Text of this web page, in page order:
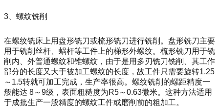
3、螺纹铣削
在螺纹铣床上用盘形铣刀或梳形铣刀进行铣削。盘形铣刀主要
用于铣削丝杆、蜗杆等工件上的梯形外螺纹。梳形铣刀用于铣
削内、外普通螺纹和锥螺纹，由于是用多刃铣刀铣削、其工作
部分的长度又大于被加工螺纹的长度，故工件只需要旋转1.25
～1.5转就可加工完成，生产率很高。螺纹铣削的螺距精度一
般能达 8～9级，表面粗糙度为R5～0.63微米。这种方法适用
于成批生产一般精度的螺纹工件或磨削前的粗加工。